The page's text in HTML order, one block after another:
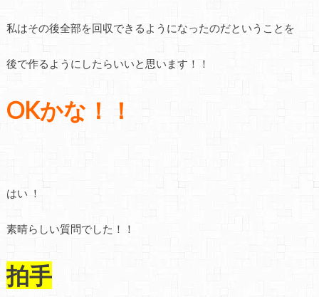
私はその後全部を回収できるようになったのだということを
後で作るようにしたらいいと思います！！
OKかな！！
はい ！
素晴らしい質問でした！！
拍手